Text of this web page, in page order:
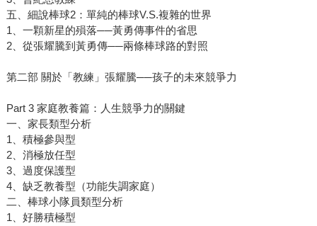
五、細說棒球2：單純的棒球V.S.複雜的世界
1、一顆新星的殞落──黃勇傳事件的省思
2、從張耀騰到黃勇傳──兩條棒球路的對照
第二部 關於「教練」張耀騰──孩子的未來競爭力
Part 3 家庭教養篇：人生競爭力的關鍵
一、家長類型分析
1、積極參與型
2、消極放任型
3、過度保護型
4、缺乏教養型（功能失調家庭）
二、棒球小隊員類型分析
1、好勝積極型